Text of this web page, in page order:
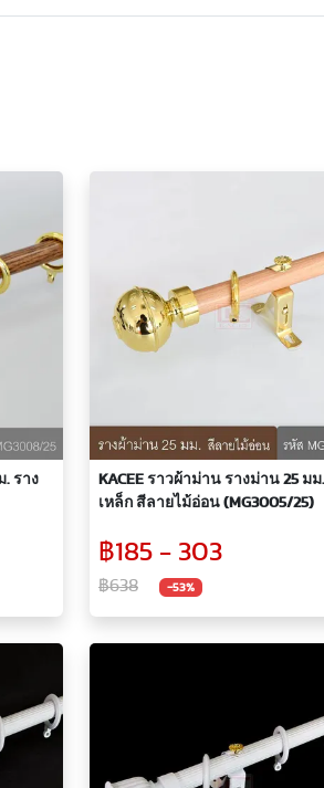
. ราง
KACEE ราวผ้าม่าน รางม่าน 25 มม
เหล็ก สีลายไม้อ่อน (MG3005/25)
฿185 - 303
฿638 -53%